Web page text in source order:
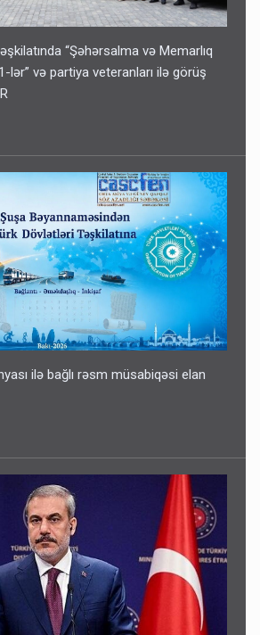
“Şəhərsalma və Memarlıq
lər” və partiya veteranları ilə görüş
ilə bağlı rəsm müsabiqəsi elan